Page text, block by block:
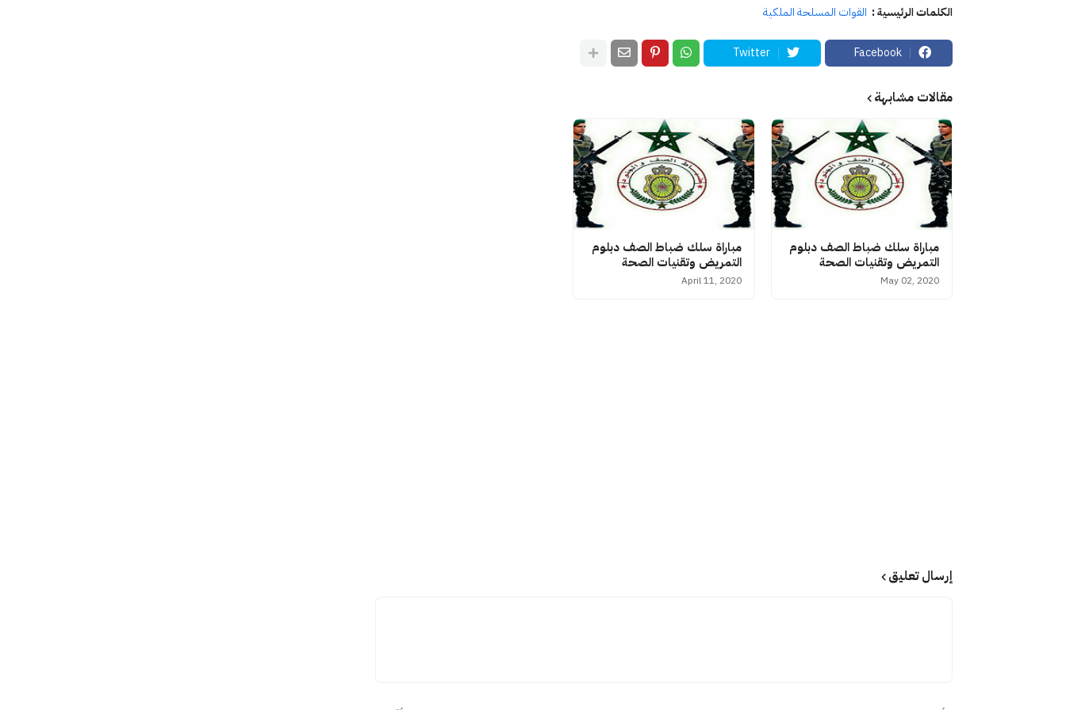
الكلمات الرئيسية : القوات المسلحة الملكية
Facebook
Twitter
مقالات مشابهة
مباراة سلك ضباط الصف دبلوم
التمريض وتقنيات الصحة
May 02, 2020
مباراة سلك ضباط الصف دبلوم
التمريض وتقنيات الصحة
April 11, 2020
إرسال تعليق